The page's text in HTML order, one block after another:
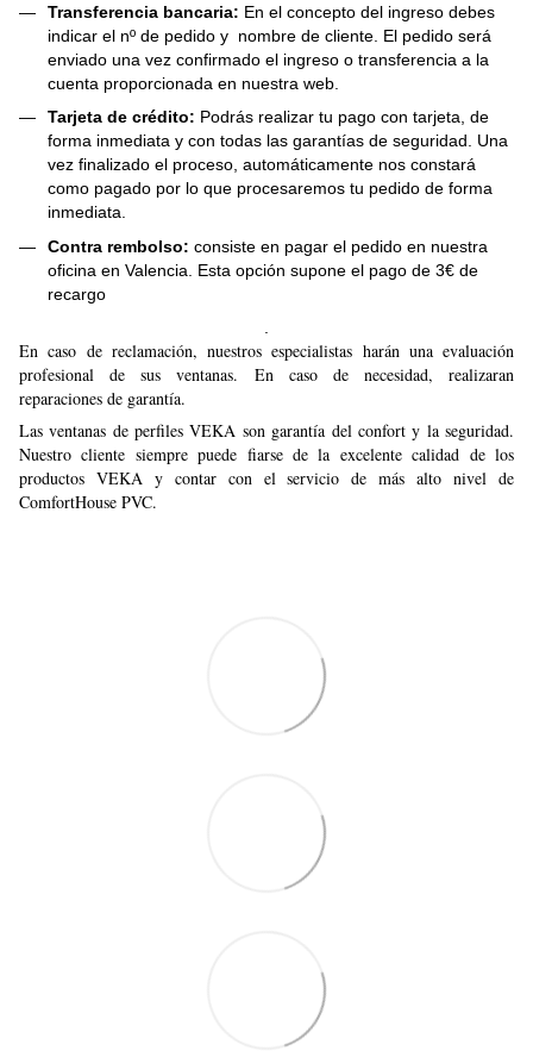
Transferencia bancaria: En el concepto del ingreso debes
indicar el nº de pedido y nombre de cliente. El pedido será
enviado una vez confirmado el ingreso o transferencia a la
cuenta proporcionada en nuestra web.
Tarjeta de crédito: Podrás realizar tu pago con tarjeta, de
forma inmediata y con todas las garantías de seguridad. Una
vez finalizado el proceso, automáticamente nos constará
como pagado por lo que procesaremos tu pedido de forma
inmediata.
Contra rembolso: consiste en pagar el pedido en nuestra
oficina en Valencia. Esta opción supone el pago de 3€ de
recargo
En caso de reclamación, nuestros especialistas harán una evaluación
profesional de sus ventanas. En caso de necesidad, realizaran
reparaciones de garantía.
Las ventanas de perfiles VEKA son garantía del confort y la seguridad.
Nuestro cliente siempre puede fiarse de la excelente calidad de los
productos VEKA y contar con el servicio de más alto nivel de
ComfortHouse PVC.